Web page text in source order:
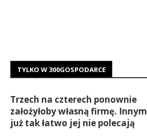
TYLKO W 300GOSPODARCE
Trzech na czterech ponownie
założyłoby własną firmę. Innym
już tak łatwo jej nie polecają